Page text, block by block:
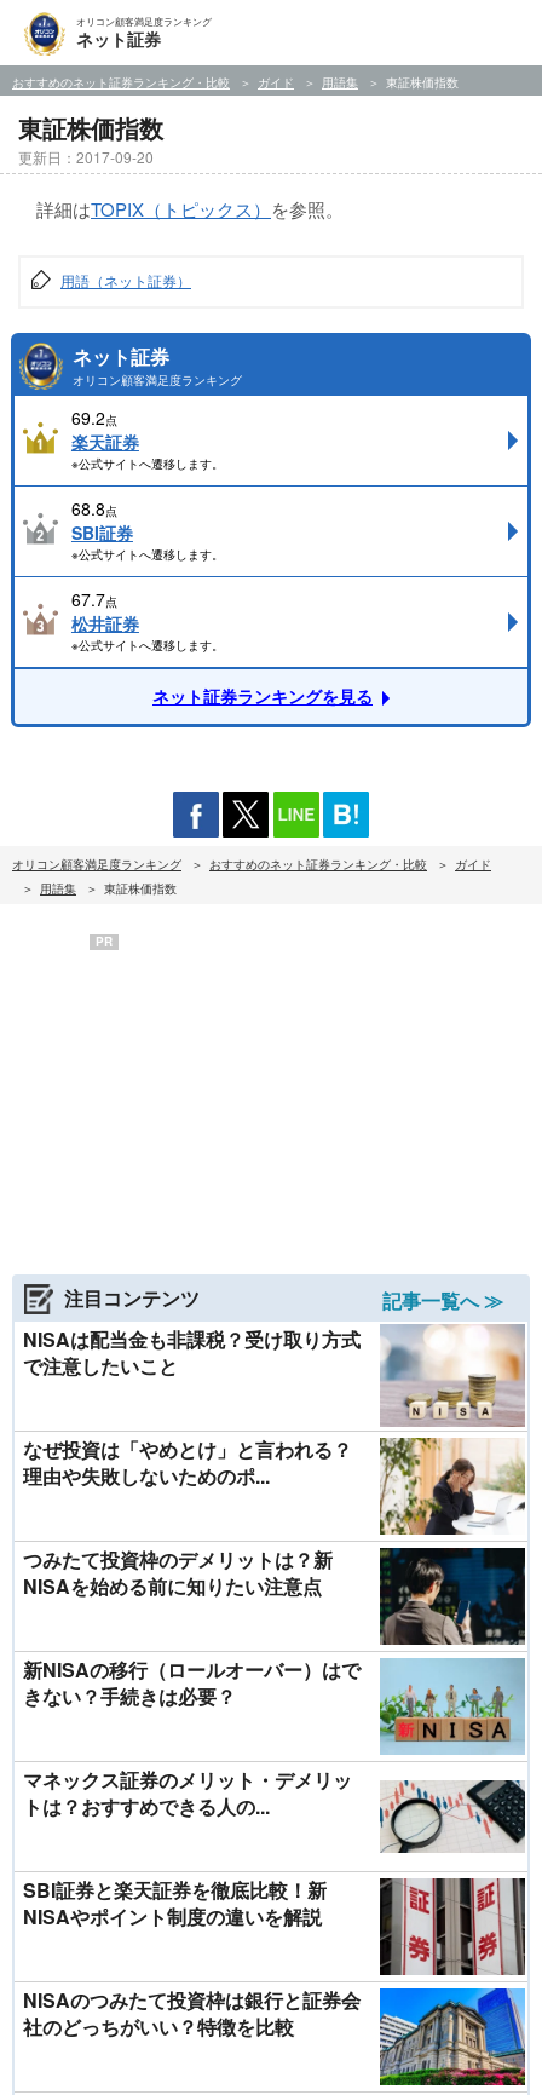
オリコン顧客満足度ランキング
ネット証券
おすすめのネット証券ランキング・比較 ガイド 用語集 東証株価指数
東証株価指数
更新日：2017-09-20
詳細はTOPIX（トピックス） を参照。
用語（ネット証券）
ネット証券
オリコン顧客満足度ランキング
69.2点
楽天証券
※公式サイトへ遷移します。
68.8点
SBI証券
※公式サイトへ遷移します。
67.7点
松井証券
※公式サイトへ遷移します。
ネット証券ランキングを見る
オリコン顧客満足度ランキング おすすめのネット証券ランキング・比較
ガイド
用語集
東証株価指数
PR
注目コンテンツ
記事一覧へ ≫
NISAは配当金も非課税？受け取り方式
で注意したいこと
なぜ投資は「やめとけ」と言われる？
理由や失敗しないためのポ...
つみたて投資枠のデメリットは？新
NISAを始める前に知りたい注意点
新NISAの移行（ロールオーバー）はで
きない？手続きは必要？
マネックス証券のメリット・デメリッ
トは？おすすめできる人の...
SBI証券と楽天証券を徹底比較！新
NISAやポイント制度の違いを解説
NISAのつみたて投資枠は銀行と証券会
社のどっちがいい？特徴を比較